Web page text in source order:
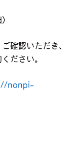
確認いただき、
ださい。
nonpi-